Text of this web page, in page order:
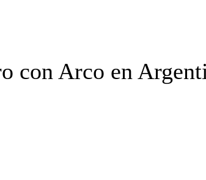
con Arco en